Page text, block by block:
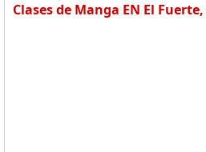
Clases de Manga EN El